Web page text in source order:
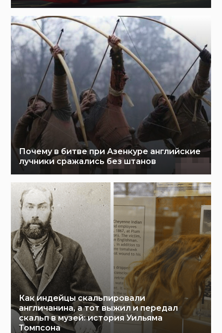
Почему в битве при Азенкуре английские
лучники сражались без штанов
Как индейцы скальпировали
англичанина, а тот выжил и передал
скальп в музей: история Уильяма
Томпсона